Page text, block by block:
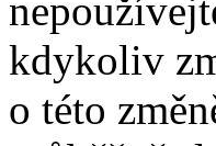
kdykoliv
o této